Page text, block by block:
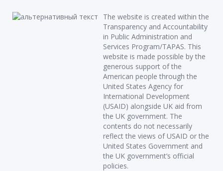
The website is created within the
Transparency and Accountability
in Public Administration and
Services Program/TAPAS. This
website is made possible by the
generous support of the
American people through the
United States Agency for
International Development
(USAID) alongside UK aid from
the UK government. The
contents do not necessarily
reflect the views of USAID or the
United States Government and
the UK government’s official
policies.